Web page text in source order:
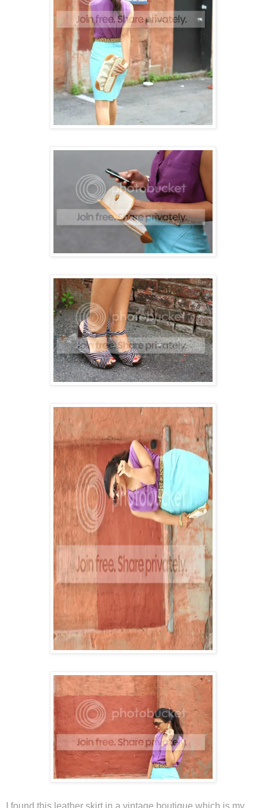
I found this leather skirt in a vintage boutique which is my